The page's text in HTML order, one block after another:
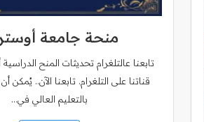
منحة جامعة
تابعنا عالتلغرام تحديثات المنح
قناتنا على التلغرام. تابعنا الآن.. يُمكن
بالتعليم العالي في…